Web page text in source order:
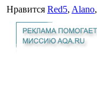
Нравится Red5, Alano,